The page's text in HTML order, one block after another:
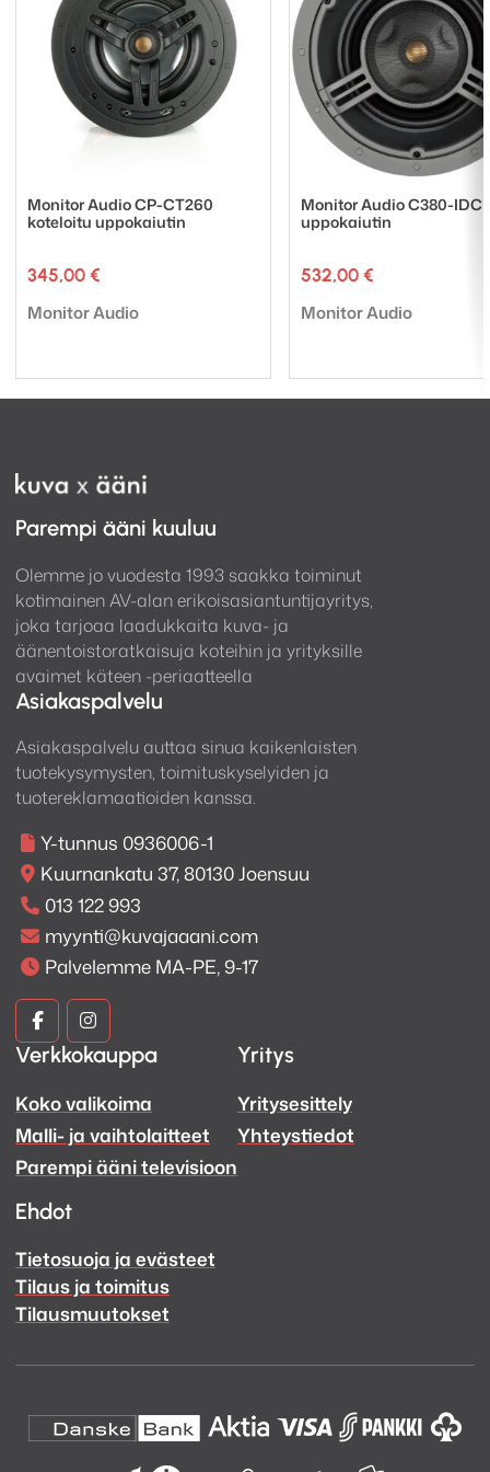
Monitor Audio CP-CT260
koteloitu uppokaiutin
345,00 €
Tuotemerkki:
Monitor Audio
Monitor Audio C380-IDC
uppokaiutin
532,00 €
Tuotemerkki:
Monitor Audio
Parempi ääni kuuluu
Olemme jo vuodesta 1993 saakka toiminut
kotimainen AV-alan erikoisasiantuntijayritys,
joka tarjoaa laadukkaita kuva- ja
äänentoistoratkaisuja koteihin ja yrityksille
avaimet käteen -periaatteella
Asiakaspalvelu
Asiakaspalvelu auttaa sinua kaikenlaisten
tuotekysymysten, toimituskyselyiden ja
tuotereklamaatioiden kanssa.
Y-tunnus 0936006-1
Kuurnankatu 37, 80130 Joensuu
013 122 993
myynti@kuvajaaani.com
Palvelemme MA-PE, 9-17
Kuva
ja
Ääni
Facebook
Kuva
ja
Ääni
Instagram
Verkkokauppa
Koko valikoima
Malli- ja vaihtolaitteet
Parempi ääni televisioon
Yritys
Yritysesittely
Yhteystiedot
Ehdot
Tietosuoja ja evästeet
Tilaus ja toimitus
Tilausmuutokset